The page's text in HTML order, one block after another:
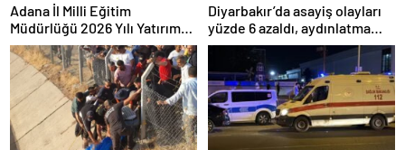
Adana İl Milli Eğitim
Müdürlüğü 2026 Yılı Yatırım
Programı değerlendirildi
Diyarbakır’da asayiş olayları
yüzde 6 azaldı, aydınlatma
oranı yüzde 98’e yükseldi